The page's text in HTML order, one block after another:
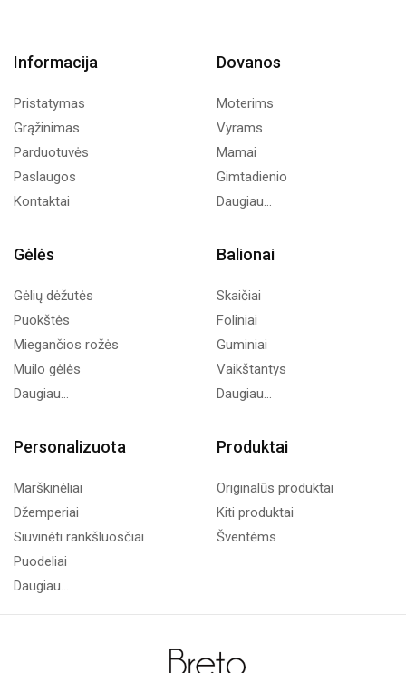
Informacija
Pristatymas
Grąžinimas
Parduotuvės
Paslaugos
Kontaktai
Dovanos
Moterims
Vyrams
Mamai
Gimtadienio
Daugiau...
Gėlės
Gėlių dėžutės
Puokštės
Miegančios rožės
Muilo gėlės
Daugiau...
Balionai
Skaičiai
Foliniai
Guminiai
Vaikštantys
Daugiau...
Personalizuota
Marškinėliai
Džemperiai
Siuvinėti rankšluosčiai
Puodeliai
Daugiau...
Produktai
Originalūs produktai
Kiti produktai
Šventėms